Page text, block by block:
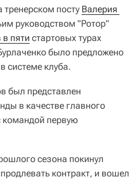
посту Валерия
руководством "Ротор"
пяти стартовых турах
было предложено
системе клуба.
был представлен
в качестве главного
командой первую
сезона покинул
контракт, и вошел